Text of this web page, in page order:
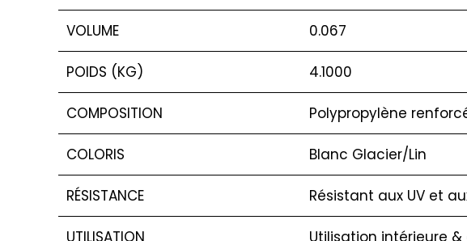
VOLUME 0.067
POIDS (KG) 4.1000
COMPOSITION Polypropylène
COLORIS Blanc Glacier/Lin
RÉSISTANCE Résistant aux UV et
UTILISATION Utilisation intérieure &